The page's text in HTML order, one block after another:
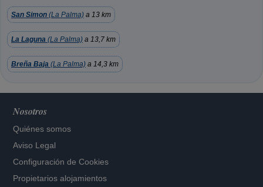
San Simon (La Palma) a 13 km
La Laguna (La Palma) a 13,7 km
Breña Baja (La Palma) a 14,3 km
Nosotros
Quiénes somos
Aviso Legal
Configuración de Cookies
Propietarios alojamientos